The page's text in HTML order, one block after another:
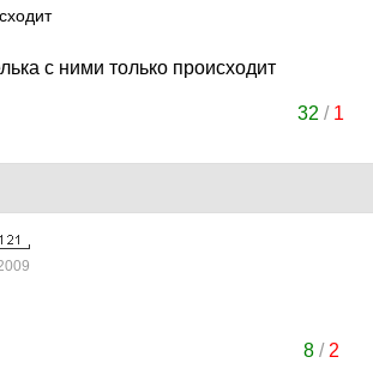
с ними только происходит
32 / 1
8/ 2